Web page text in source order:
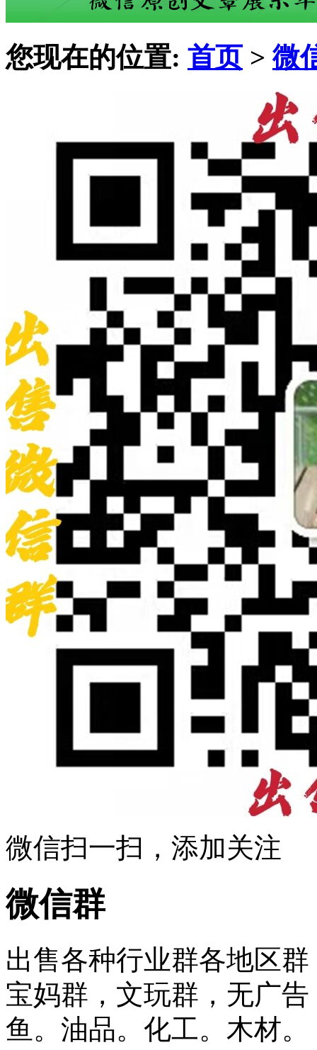
您现在的位置: 首页 >微
微信扫一扫，添加关注
微信群
出售各种行业群各地区
宝妈群，文玩群，无广
鱼。油品。化工。木材。